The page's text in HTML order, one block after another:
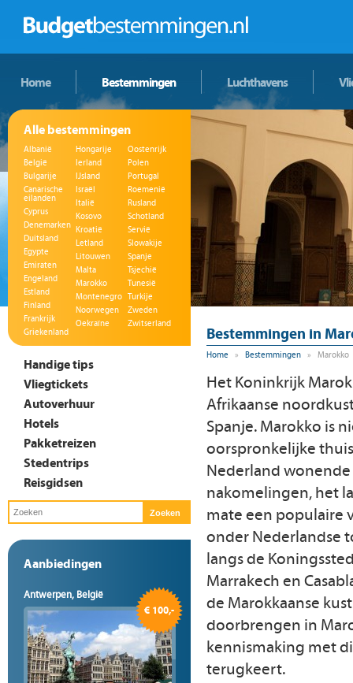
Home Bestemmingen Luchthavens
Alle bestemmingen
Albanië
België
Bulgarije
Canarische
eilanden
Cyprus
Denemarken
Duitsland
Egypte
Emiraten
Engeland
Estland
Finland
Frankrijk
Griekenland
Hongarije
Ierland
IJsland
Israël
Italië
Kosovo
Kroatië
Letland
Litouwen
Malta
Marokko
Montenegro
Noorwegen
Oekraïne
Oostenrijk
Polen
Portugal
Roemenië
Rusland
Schotland
Servië
Slowakije
Spanje
Tsjechië
Tunesië
Turkije
Zweden
Zwitserland
Handige tips
Vliegtickets
Autoverhuur
Hotels
Pakketreizen
Stedentrips
Reisgidsen
Aanbiedingen
Antwerpen, België
€ 100,-
Bestemmingen in
Home » Bestemmingen » Marokko
Het Koninkrijk
Afrikaanse
Spanje. Marokko is
oorspronkelijke
Nederland
nakomelingen, het
mate een populaire
onder Nederlandse
langs de
Marrakech en
de Marokkaanse
doorbrengen in
kennismaking met
terugkeert.